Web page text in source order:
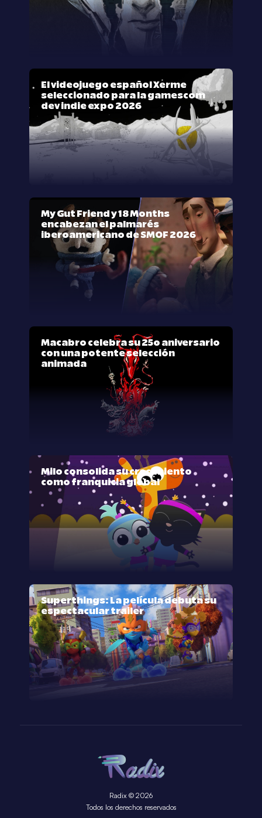
El videojuego español Xerme
seleccionado para la gamescom
dev indie expo 2026
My Gut Friend y 18 Months
encabezan el palmarés
iberoamericano de SMOF 2026
Macabro celebra su 25º aniversario
con una potente selección
animada
Milo consolida su crecimiento
como franquicia global
Superthings: La película debuta su
espectacular trailer
Radix © 2026
Todos los derechos reservados